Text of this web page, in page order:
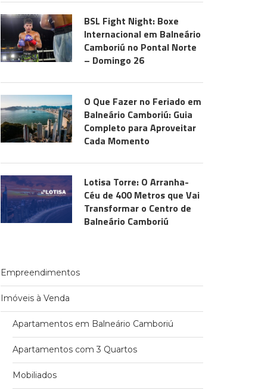
BSL Fight Night: Boxe
Internacional em Balneário
Camboriú no Pontal Norte
– Domingo 26
O Que Fazer no Feriado em
Balneário Camboriú: Guia
Completo para Aproveitar
Cada Momento
Lotisa Torre: O Arranha-
Céu de 400 Metros que Vai
Transformar o Centro de
Balneário Camboriú
Empreendimentos
Imóveis à Venda
Apartamentos em Balneário Camboriú
Apartamentos com 3 Quartos
Mobiliados